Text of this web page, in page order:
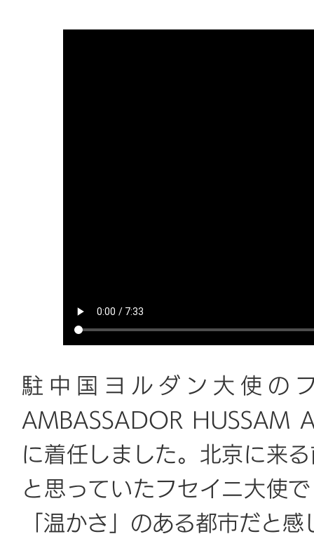
駐中国ヨルダン大使の
AMBASSADOR HUSSAM
に着任しました。北京に来
と思っていたフセイニ大使
「温かさ」のある都市だと